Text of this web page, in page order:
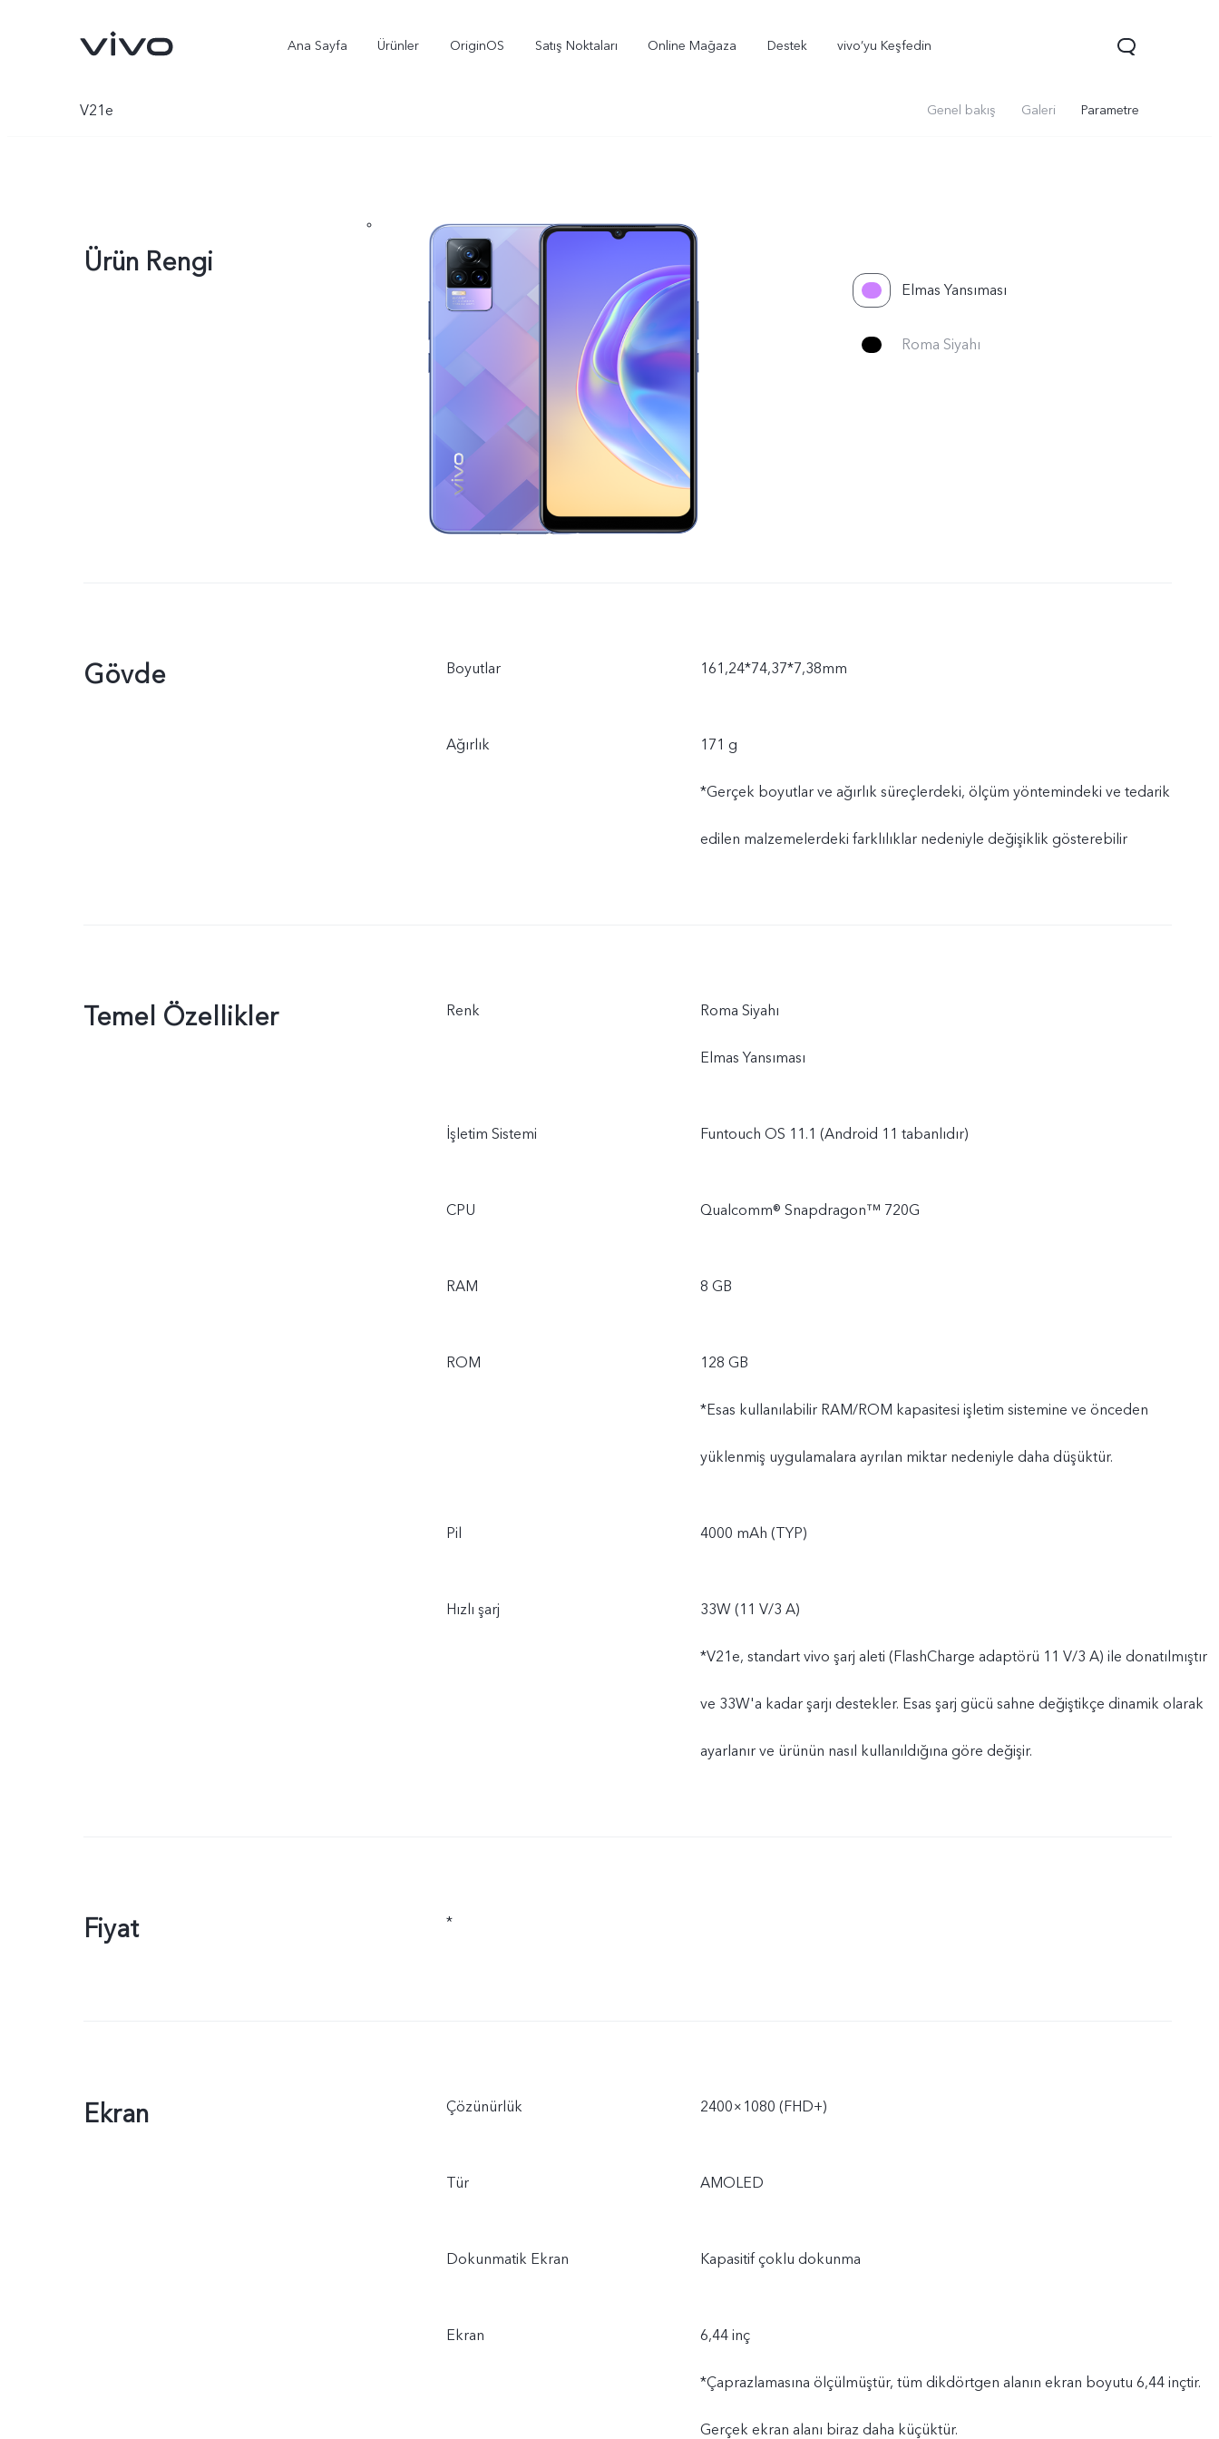
Ana Sayfa Ürünler OriginOS Satış Noktaları Online Mağaza Destek vivo’yu Keşfedin
X300 V70 yeni
V21e Genel bakış Galeri Parametre
Ürün Rengi
Elmas Yansıması
Roma Siyahı
Gövde Boyutlar 161,24*74,37*7,38mm
Ağırlık 171 g
*Gerçek boyutlar ve ağırlık süreçlerdeki, ölçüm yöntemindeki ve tedarik
edilen malzemelerdeki farklılıklar nedeniyle değişiklik gösterebilir
Temel Özellikler Renk Roma Siyahı
Elmas Yansıması
İşletim Sistemi Funtouch OS 11.1 (Android 11 tabanlıdır)
CPU Qualcomm® Snapdragon™ 720G
RAM 8 GB
ROM 128 GB
*Esas kullanılabilir RAM/ROM kapasitesi işletim sistemine ve önceden
yüklenmiş uygulamalara ayrılan miktar nedeniyle daha düşüktür.
Pil 4000 mAh (TYP)
Hızlı şarj 33W (11 V/3 A)
*V21e, standart vivo şarj aleti (FlashCharge adaptörü 11 V/3 A) ile donatılmıştır
ve 33W'a kadar şarjı destekler. Esas şarj gücü sahne değiştikçe dinamik olarak
ayarlanır ve ürünün nasıl kullanıldığına göre değişir.
Fiyat *
Ekran Çözünürlük 2400×1080 (FHD+)
Tür AMOLED
Dokunmatik Ekran Kapasitif çoklu dokunma
Ekran 6,44 inç
*Çaprazlamasına ölçülmüştür, tüm dikdörtgen alanın ekran boyutu 6,44 inçtir.
Gerçek ekran alanı biraz daha küçüktür.